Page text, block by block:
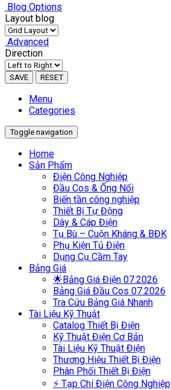
Blog Options
Layout blog
Advanced
Direction
SAVE RESET
Menu
Categories
Toggle navigation
Home
Sản Phẩm
Điện Công Nghiệp
Đầu Cos & Ống Nối
Biến tần công nghiệp
Thiết Bị Tự Động
Dây & Cáp Điện
Tụ Bù – Cuộn Kháng & BĐK
Phụ Kiện Tủ Điện
Dụng Cụ Cầm Tay
Bảng Giá
🌟Bảng Giá Điện 07.2026
Bảng Giá Đầu Cos 07.2026
Tra Cứu Bảng Giá Nhanh
Tài Liệu Kỹ Thuật
Catalog Thiết Bị Điện
Kỹ Thuật Điện Cơ Bản
Tài Liệu Kỹ Thuật Điện
Thương Hiệu Thiết Bị Điện
Phân Phối Thiết Bị Điện
⚡ Tạp Chí Điện Công Nghiệp